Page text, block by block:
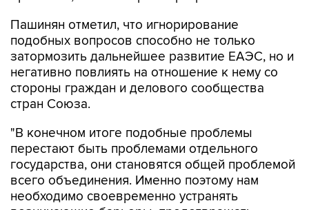
Пашинян отметил, что игнорирование
подобных вопросов способно не только
затормозить дальнейшее развитие ЕАЭС, но и
негативно повлиять на отношение к нему со
стороны граждан и делового сообщества
стран Союза.
"В конечном итоге подобные проблемы
перестают быть проблемами отдельного
государства, они становятся общей проблемой
всего объединения. Именно поэтому нам
необходимо своевременно устранять